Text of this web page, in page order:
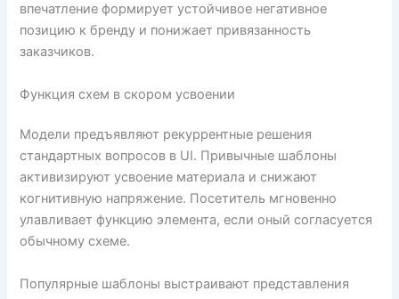
впечатление формирует устойчивое негативное
позицию к бренду и понижает привязанность
заказчиков.
Функция схем в скором усвоении
Модели предъявляют рекуррентные решения
стандартных вопросов в UI. Привычные шаблоны
активизируют усвоение материала и снижают
когнитивную напряжение. Посетитель мгновенно
улавливает функцию элемента, если оный согласуется
обычному схеме.
Популярные шаблоны выстраивают представления